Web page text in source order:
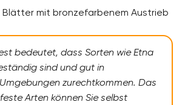
Blätter mit bronzefarbenem Austrieb
bedeutet, dass Sorten wie Etna
sind und gut in
zurechtkommen. Das
Arten können Sie selbst